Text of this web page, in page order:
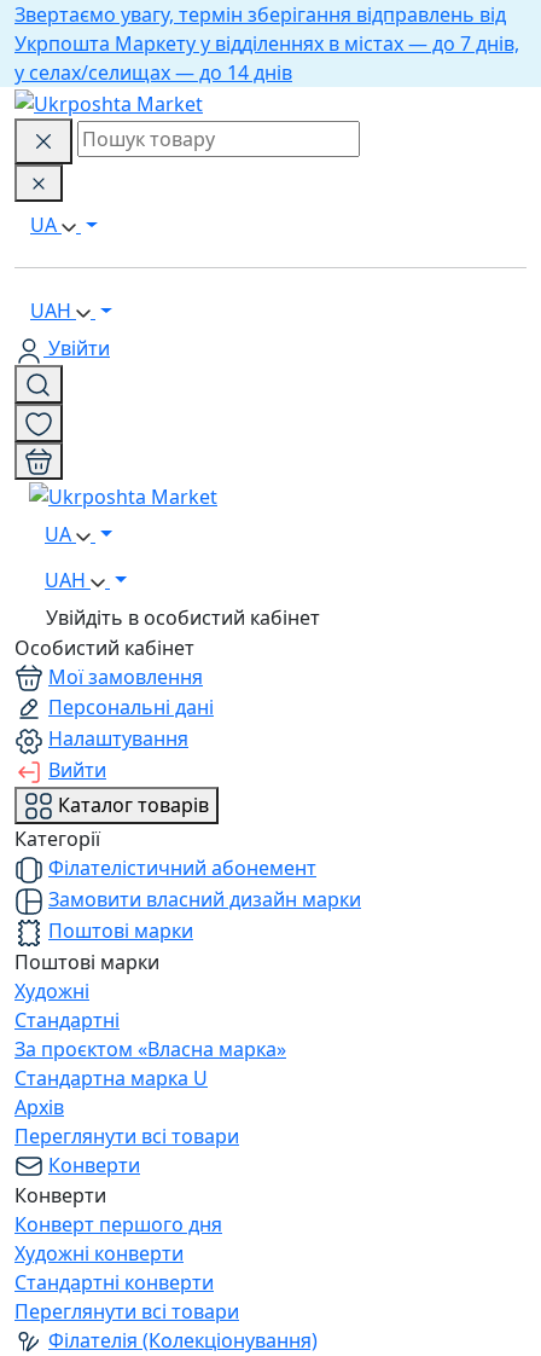
Звертаємо увагу, термін зберігання відправлень від
Укрпошта Маркету у відділеннях в містах — до 7 днів,
у селах/селищах — до 14 днів
UA
UAH
Увійти
UA
UAH
Увійдіть в особистий кабінет
Особистий кабінет
Мої замовлення
Персональні дані
Налаштування
Вийти
Каталог товарів
Категорії
Філателістичний абонемент
Замовити власний дизайн марки
Поштові марки
Поштові марки
Художні
Стандартні
За проєктом «Власна марка»
Стандартна марка U
Архів
Переглянути всі товари
Конверти
Конверти
Конверт першого дня
Художні конверти
Стандартні конверти
Переглянути всі товари
Філателія (Колекціонування)